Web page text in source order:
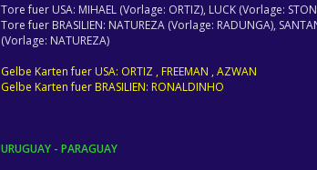
Tore fuer USA: MIHAEL (Vorlage: ORTIZ), LUCK (Vorlage:
Tore fuer BRASILIEN: NATUREZA (Vorlage: RADUNGA),
(Vorlage: NATUREZA)
Gelbe Karten fuer USA: ORTIZ , FREEMAN , AZWAN
Gelbe Karten fuer BRASILIEN: RONALDINHO
URUGUAY - PARAGUAY